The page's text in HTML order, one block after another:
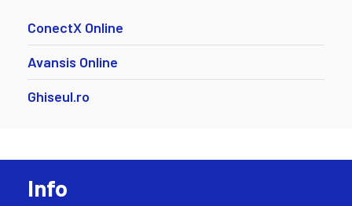
ConectX Online
Avansis Online
Ghiseul.ro
Info